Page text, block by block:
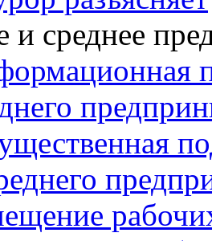
и среднее